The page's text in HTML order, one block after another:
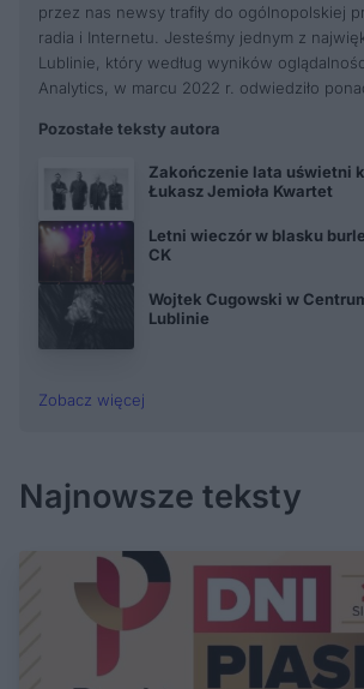
przez nas newsy trafiły do ogólnopolskiej
radia i Internetu. Jesteśmy jednym z
Lublinie, który według wyników
Analytics, w marcu 2022 r. odwiedziło
Pozostałe teksty autora
Zakończenie lata uświetni
Łukasz Jemioła Kwartet
Letni wieczór w blasku
CK
Wojtek Cugowski w
Lublinie
Zobacz więcej
Najnowsze teksty